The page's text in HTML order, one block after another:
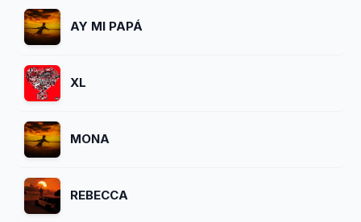
AY MI PAPÁ
XL
MONA
REBECCA